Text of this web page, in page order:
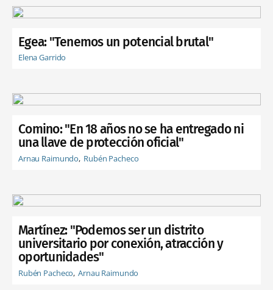
Egea: "Tenemos un potencial brutal"
Elena Garrido
Comino: "En 18 años no se ha entregado ni
una llave de protección oficial"
Arnau Raimundo Rubén Pacheco
Martínez: "Podemos ser un distrito
universitario por conexión, atracción y
oportunidades"
Rubén Pacheco Arnau Raimundo